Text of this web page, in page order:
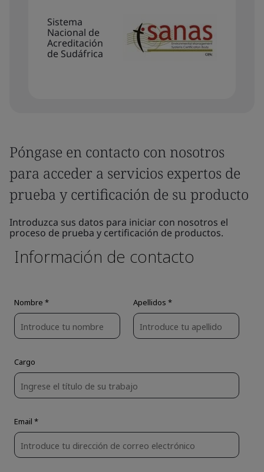
Sistema
Nacional de
Acreditación
de Sudáfrica
Póngase en contacto con nosotros
para acceder a servicios expertos de
prueba y certificación de su producto
Introduzca sus datos para iniciar con nosotros el
proceso de prueba y certificación de productos.